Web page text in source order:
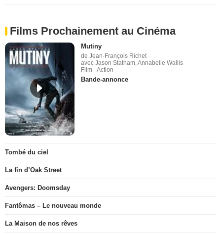
Films Prochainement au Cinéma
Mutiny
de Jean-François Richet
avec Jason Statham, Annabelle Wallis
Film - Action
Bande-annonce
Tombé du ciel
La fin d’Oak Street
Avengers: Doomsday
Fantômas – Le nouveau monde
La Maison de nos rêves